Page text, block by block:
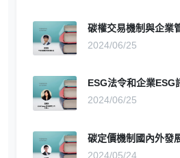
碳權交易機制與企業
2024/06/25
ESG法令和企業ESG
2024/06/25
碳定價機制國內外發
2024/05/24